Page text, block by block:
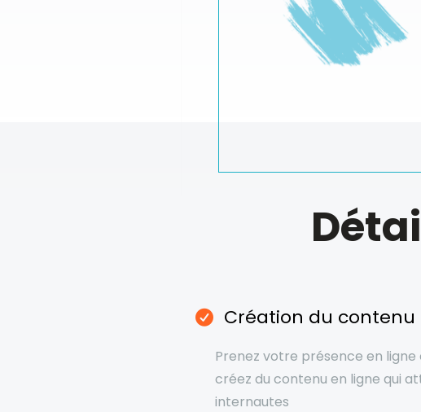
Création du contenu
Prenez votre présence en ligne
créez du contenu en ligne qui
internautes